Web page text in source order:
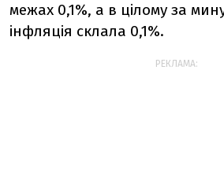
межах 0,1%, а в цілому за
інфляція склала 0,1%.
РЕКЛАМА: